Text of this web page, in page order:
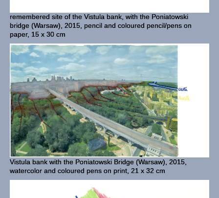
remembered site of the Vistula bank, with the Poniatowski
bridge (Warsaw), 2015, pencil and coloured pencil/pens on
paper, 15 x 30 cm
Vistula bank with the Poniatowski Bridge (Warsaw), 2015,
watercolor and coloured pens on print, 21 x 32 cm